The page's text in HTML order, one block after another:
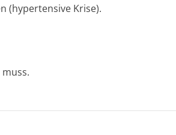
(hypertensive Krise).